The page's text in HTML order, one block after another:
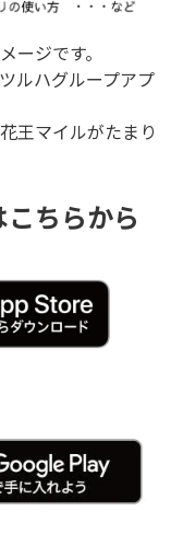
ジです。
ルハグループアプ
王マイルがたまり
ちらから